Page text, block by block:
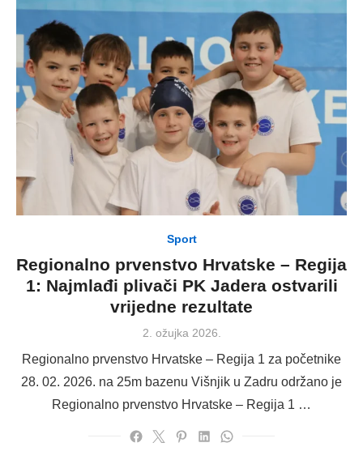
Sport
Regionalno prvenstvo Hrvatske – Regija
1: Najmlađi plivači PK Jadera ostvarili
vrijedne rezultate
Posted
2. ožujka 2026.
Regionalno prvenstvo Hrvatske – Regija 1 za početnike
28. 02. 2026. na 25m bazenu Višnjik u Zadru održano je
Regionalno prvenstvo Hrvatske – Regija 1 …